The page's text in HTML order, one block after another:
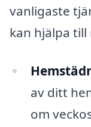
vanligaste
kan hjälpa till
av ditt
om